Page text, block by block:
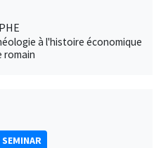
à l'histoire économique
romain